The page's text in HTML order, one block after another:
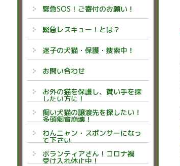
緊急SOS！ご寄付のお願い！
緊急レスキュー！とは？
迷子の犬猫・保護・捜索中！
お問い合わせ
お外の猫を保護し、貰い手を探
したい方に！
飼い犬猫の譲渡先を探したい！
多頭飼育崩壊！
わんニャン・スポンサーになっ
て下さい
ボランティアさん！コロナ禍
受け入れ休止中！